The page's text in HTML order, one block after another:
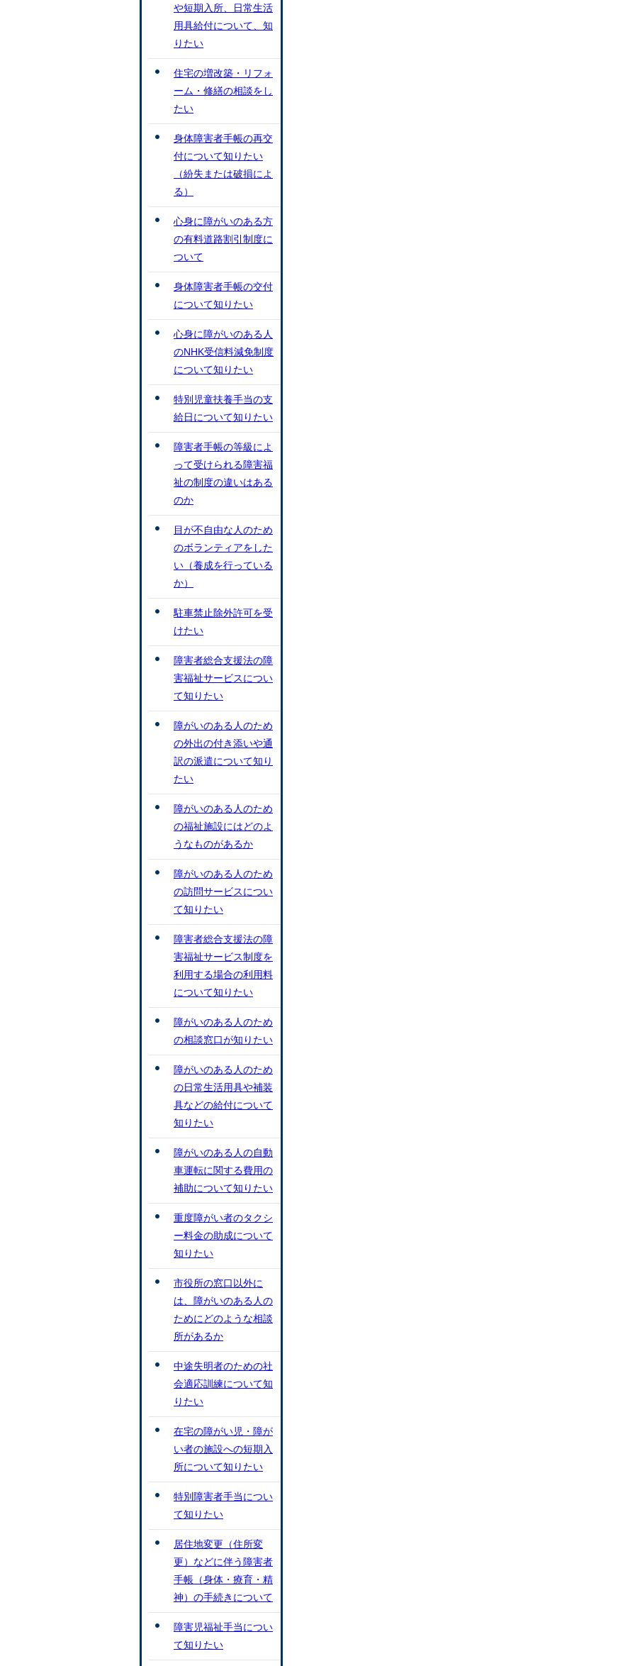
や短期入所、日常生活
用具給付について、知
りたい
住宅の増改築・リフォ
ーム・修繕の相談をし
たい
身体障害者手帳の再交
付について知りたい
（紛失または破損によ
る）
心身に障がいのある方
の有料道路割引制度に
ついて
身体障害者手帳の交付
について知りたい
心身に障がいのある人
のNHK受信料減免制度
について知りたい
特別児童扶養手当の支
給日について知りたい
障害者手帳の等級によ
って受けられる障害福
祉の制度の違いはある
のか
目が不自由な人のため
のボランティアをした
い（養成を行っている
か）
駐車禁止除外許可を受
けたい
障害者総合支援法の障
害福祉サービスについ
て知りたい
障がいのある人のため
の外出の付き添いや通
訳の派遣について知り
たい
障がいのある人のため
の福祉施設にはどのよ
うなものがあるか
障がいのある人のため
の訪問サービスについ
て知りたい
障害者総合支援法の障
害福祉サービス制度を
利用する場合の利用料
について知りたい
障がいのある人のため
の相談窓口が知りたい
障がいのある人のため
の日常生活用具や補装
具などの給付について
知りたい
障がいのある人の自動
車運転に関する費用の
補助について知りたい
重度障がい者のタクシ
ー料金の助成について
知りたい
市役所の窓口以外に
は、障がいのある人の
ためにどのような相談
所があるか
中途失明者のための社
会適応訓練について知
りたい
在宅の障がい児・障が
い者の施設への短期入
所について知りたい
特別障害者手当につい
て知りたい
居住地変更（住所変
更）などに伴う障害者
手帳（身体・療育・精
神）の手続きについて
障害児福祉手当につい
て知りたい